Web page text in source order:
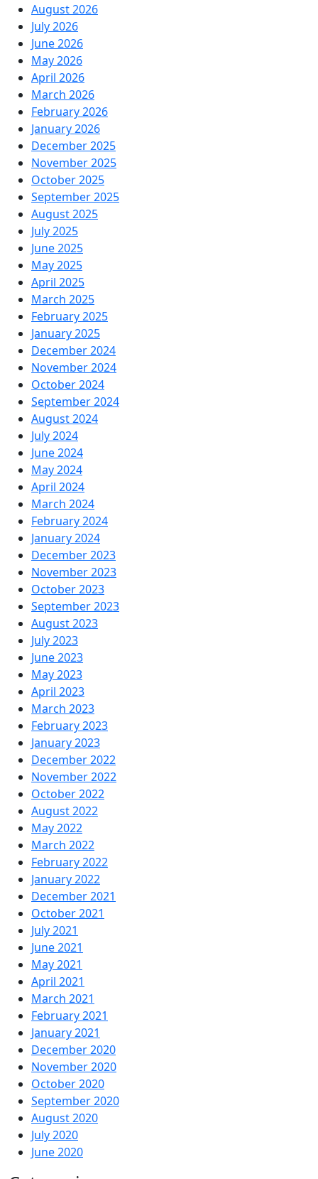
August 2026
July 2026
June 2026
May 2026
April 2026
March 2026
February 2026
January 2026
December 2025
November 2025
October 2025
September 2025
August 2025
July 2025
June 2025
May 2025
April 2025
March 2025
February 2025
January 2025
December 2024
November 2024
October 2024
September 2024
August 2024
July 2024
June 2024
May 2024
April 2024
March 2024
February 2024
January 2024
December 2023
November 2023
October 2023
September 2023
August 2023
July 2023
June 2023
May 2023
April 2023
March 2023
February 2023
January 2023
December 2022
November 2022
October 2022
August 2022
May 2022
March 2022
February 2022
January 2022
December 2021
October 2021
July 2021
June 2021
May 2021
April 2021
March 2021
February 2021
January 2021
December 2020
November 2020
October 2020
September 2020
August 2020
July 2020
June 2020